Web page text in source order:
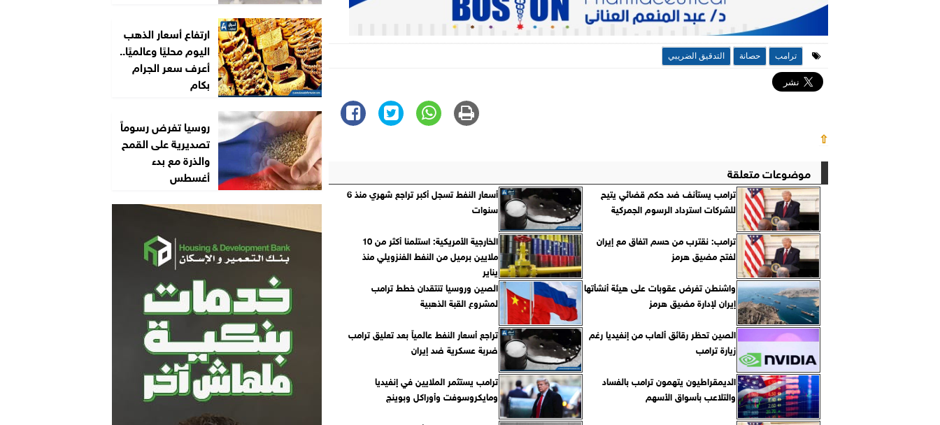
ترامب حصانة التدقيق الضريبي
⇧
موضوعات متعلقة
ترامب يستأنف ضد حكم قضائي يتيح
للشركات استرداد الرسوم الجمركية
أسعار النفط تسجل أكبر تراجع شهري منذ 6
سنوات
ترامب: نقترب من حسم اتفاق مع إيران
لفتح مضيق هرمز
الخارجية الأمريكية: استلمنا أكثر من 10
ملايين برميل من النفط الفنزويلي منذ
يناير
واشنطن تفرض عقوبات على هيئة أنشأتها
إيران لإدارة مضيق هرمز
الصين وروسيا تنتقدان خطط ترامب
لمشروع القبة الذهبية
الصين تحظر رقائق ألعاب من إنفيديا رغم
زيارة ترامب
تراجع أسعار النفط عالمياً بعد تعليق ترامب
ضربة عسكرية ضد إيران
الديمقراطيون يتهمون ترامب بالفساد
والتلاعب بأسواق الأسهم
ترامب يستثمر الملايين في إنفيديا
ومايكروسوفت وأوراكل وبوينج
ارتفاع أسعار الذهب
اليوم محليًا وعالميًا..
أعرف سعر الجرام
بكام
روسيا تفرض رسوماً
تصديرية على القمح
والذرة مع بدء
أغسطس